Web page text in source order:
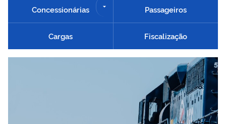
Concessionárias Passageiros
Cargas Fiscalização